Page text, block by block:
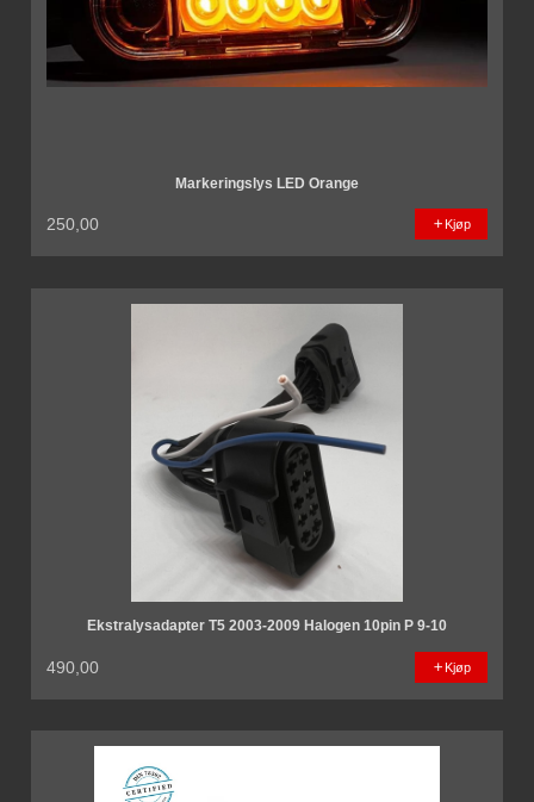
Markeringslys LED Orange
250,00 Kjøp
Ekstralysadapter T5 2003-2009 Halogen 10pin P 9-10
490,00 Kjøp